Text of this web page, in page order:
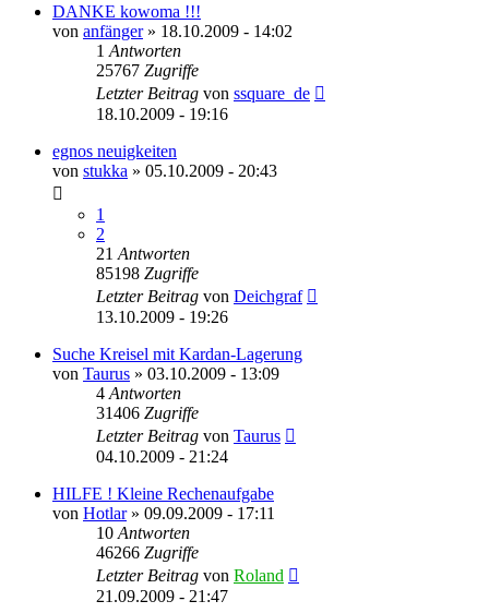
DANKE kowoma !!!
von anfänger» 18.10.2009 - 14:02
1 Antworten
25767 Zugriffe
Letzter Beitrag von ssquare_de
18.10.2009 - 19:16
egnos neuigkeiten
von stukka » 05.10.2009 - 20:43
1
2
21 Antworten
85198 Zugriffe
Letzter Beitrag von Deichgraf
13.10.2009 - 19:26
Suche Kreisel mit Kardan-Lagerung
von Taurus » 03.10.2009 - 13:09
4 Antworten
31406 Zugriffe
Letzter Beitrag von Taurus
04.10.2009 - 21:24
HILFE ! Kleine Rechenaufgabe
von Hotlar» 09.09.2009 - 17:11
10 Antworten
46266 Zugriffe
Letzter Beitrag von Roland
21.09.2009 - 21:47